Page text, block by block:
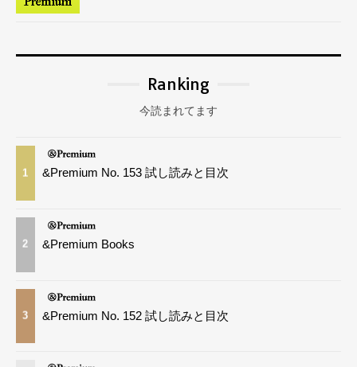
Ranking
今読まれてます
1 &Premium No. 153 試し読みと目次
2 &Premium Books
3 &Premium No. 152 試し読みと目次